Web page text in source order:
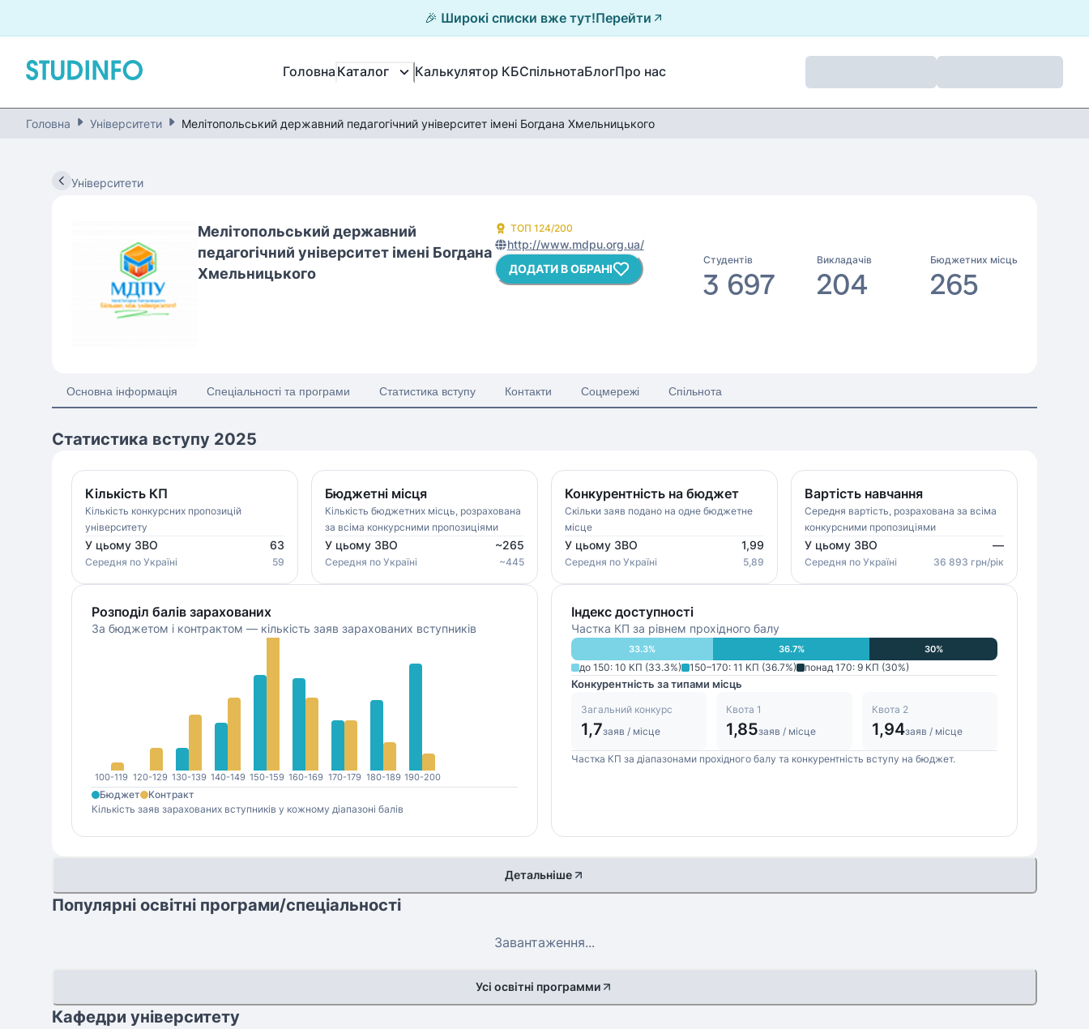
🎉 Широкі списки вже тут!Перейти
Головна Каталог Калькулятор КБСпільнотаБлогПро нас
Головна Університети Мелітопольський державний педагогічний університет імені Богдана Хмельницького
Університети
Мелітопольський державний
педагогічний університет імені Богдана
Хмельницького
ТОП 124/200
http://www.mdpu.org.ua/
Студентів
3 697
Викладачів
204
Бюджетних місць
265
ДОДАТИ В ОБРАНІ
Основна інформація Спеціальності та програми Статистика вступу Контакти Соцмережі Спільнота
Статистика вступу 2025
Кількість КП
Кількість конкурсних пропозицій
університету
У цьому ЗВО 63
Середня по Україні 59
Бюджетні місця
Кількість бюджетних місць, розрахована
за всіма конкурсними пропозиціями
У цьому ЗВО ~265
Середня по Україні ~445
Конкурентність на бюджет
Скільки заяв подано на одне бюджетне
місце
У цьому ЗВО 1,99
Середня по Україні 5,89
Вартість навчання
Середня вартість, розрахована за всіма
конкурсними пропозиціями
У цьому ЗВО —
Середня по Україні 36 893 грн/рік
Розподіл балів зарахованих
За бюджетом і контрактом — кількість заяв зарахованих вступників
100-119 120-129 130-139 140-149 150-159 160-169 170-179 180-189 190-200
Бюджет
Контракт
Кількість заяв зарахованих вступників у кожному діапазоні балів
Індекс доступності
Частка КП за рівнем прохідного балу
33.3% 36.7% 30%
до 150: 10 КП (33.3%) 150–170: 11 КП (36.7%) понад 170: 9 КП (30%)
Конкурентність за типами місць
Загальний конкурс
1,7заяв / місце
Квота 1
1,85заяв / місце
Квота 2
1,94заяв / місце
Частка КП за діапазонами прохідного балу та конкурентність вступу на бюджет.
Детальніше
Популярні освітні програми/спеціальності
Завантаження...
Усі освітні программи
Кафедри університету